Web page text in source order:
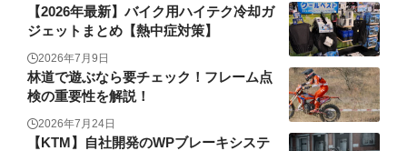
【2026年最新】バイク用ハイテク冷却ガ
ジェットまとめ【熱中症対策】
2026年7月9日
林道で遊ぶなら要チェック！フレーム点
検の重要性を解説！
2026年7月24日
【KTM】自社開発のWPブレーキシステ